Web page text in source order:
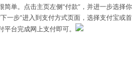
简单。点击主页左侧“付款”，并进一步选择你
一步”进入到支付方式页面，选择支付宝或首
台完成网上支付即可。